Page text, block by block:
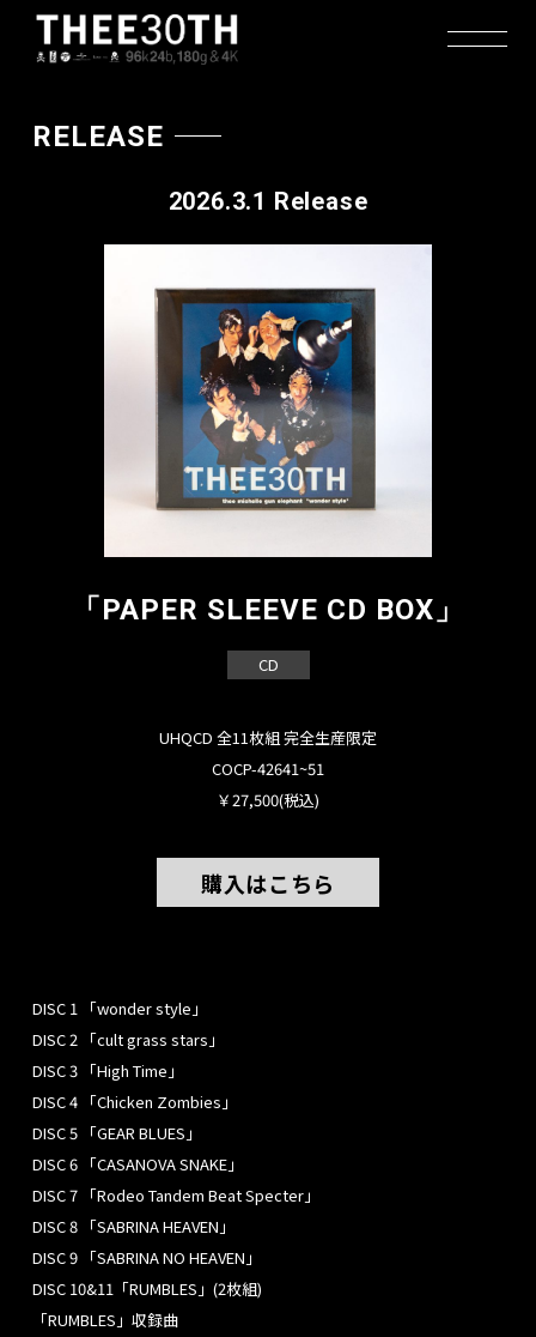
RELEASE
2026.3.1 Release
「PAPER SLEEVE CD BOX」
CD
UHQCD 全11枚組 完全生産限定
COCP-42641~51
￥27,500(税込)
購入はこちら
DISC 1 「wonder style」
DISC 2 「cult grass stars」
DISC 3 「High Time」
DISC 4 「Chicken Zombies」
DISC 5 「GEAR BLUES」
DISC 6 「CASANOVA SNAKE」
DISC 7 「Rodeo Tandem Beat Specter」
DISC 8 「SABRINA HEAVEN」
DISC 9 「SABRINA NO HEAVEN」
DISC 10&11「RUMBLES」(2枚組)
「RUMBLES」収録曲
RELEASE